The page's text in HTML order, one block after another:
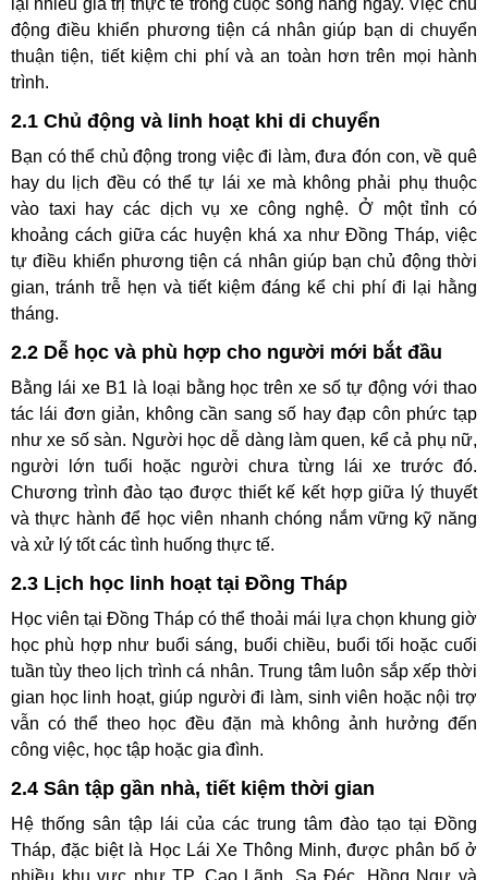
lại nhiều giá trị thực tế trong cuộc sống hằng ngày. Việc chủ
động điều khiển phương tiện cá nhân giúp bạn di chuyển
thuận tiện, tiết kiệm chi phí và an toàn hơn trên mọi hành
trình.
2.1 Chủ động và linh hoạt khi di chuyển
Bạn có thể chủ động trong việc đi làm, đưa đón con, về quê
hay du lịch đều có thể tự lái xe mà không phải phụ thuộc
vào taxi hay các dịch vụ xe công nghệ. Ở một tỉnh có
khoảng cách giữa các huyện khá xa như Đồng Tháp, việc
tự điều khiển phương tiện cá nhân giúp bạn chủ động thời
gian, tránh trễ hẹn và tiết kiệm đáng kể chi phí đi lại hằng
tháng.
2.2 Dễ học và phù hợp cho người mới bắt đầu
Bằng lái xe B1 là loại bằng học trên xe số tự động với thao
tác lái đơn giản, không cần sang số hay đạp côn phức tạp
như xe số sàn. Người học dễ dàng làm quen, kể cả phụ nữ,
người lớn tuổi hoặc người chưa từng lái xe trước đó.
Chương trình đào tạo được thiết kế kết hợp giữa lý thuyết
và thực hành để học viên nhanh chóng nắm vững kỹ năng
và xử lý tốt các tình huống thực tế.
2.3 Lịch học linh hoạt tại Đồng Tháp
Học viên tại Đồng Tháp có thể thoải mái lựa chọn khung giờ
học phù hợp như buổi sáng, buổi chiều, buổi tối hoặc cuối
tuần tùy theo lịch trình cá nhân. Trung tâm luôn sắp xếp thời
gian học linh hoạt, giúp người đi làm, sinh viên hoặc nội trợ
vẫn có thể theo học đều đặn mà không ảnh hưởng đến
công việc, học tập hoặc gia đình.
2.4 Sân tập gần nhà, tiết kiệm thời gian
Hệ thống sân tập lái của các trung tâm đào tạo tại Đồng
Tháp, đặc biệt là Học Lái Xe Thông Minh, được phân bố ở